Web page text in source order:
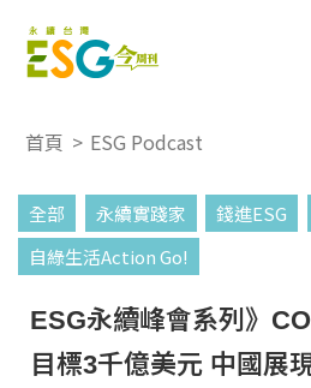
首頁 > ESG Podcast
全部 永續實踐家 錢進ESG
自綠生活Action Go!
ESG永續峰會系列》
目標3千億美元 中國